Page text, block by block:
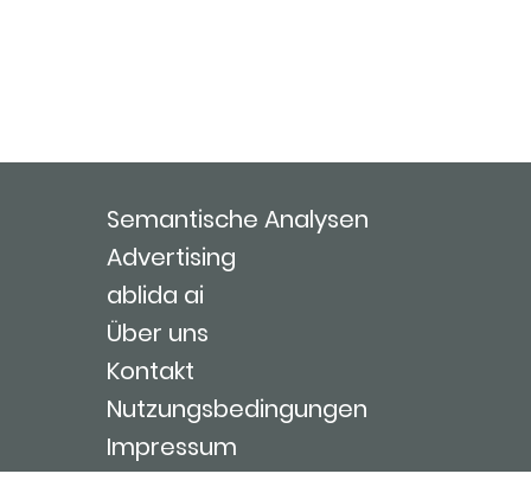
Semantische Analysen
Advertising
ablida ai
Über uns
Kontakt
Nutzungsbedingungen
Impressum